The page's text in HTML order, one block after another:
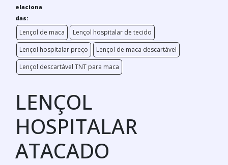
elaciona
das:
Lençol de maca
Lençol hospitalar de tecido
Lençol hospitalar preço
Lençol de maca descartável
Lençol descartável TNT para maca
LENÇOL
HOSPITALAR
ATACADO